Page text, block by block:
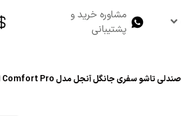
مشاوره خرید و
پشتیبانی
صندلی تاشو سفری جانگل آنجل مدل Comfort Pro ارتفاع پایه 50 سانتی متر